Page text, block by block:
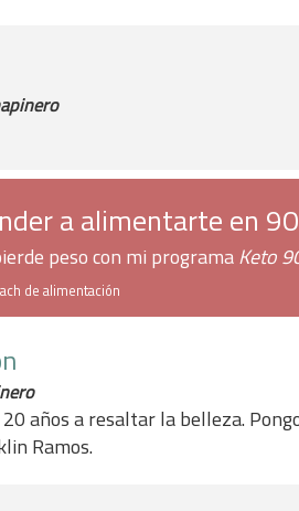
a alimentarte en
peso con mi programaKeto
de alimentación
años a resaltar la belleza.
Ramos.